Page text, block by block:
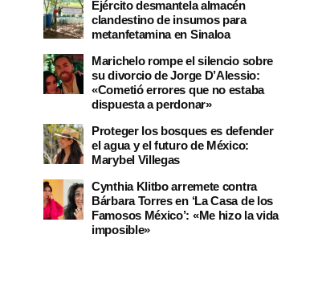
Ejército desmantela almacén
clandestino de insumos para
metanfetamina en Sinaloa
Marichelo rompe el silencio sobre
su divorcio de Jorge D’Alessio:
«Cometió errores que no estaba
dispuesta a perdonar»
Proteger los bosques es defender
el agua y el futuro de México:
Marybel Villegas
Cynthia Klitbo arremete contra
Bárbara Torres en ‘La Casa de los
Famosos México’: «Me hizo la vida
imposible»